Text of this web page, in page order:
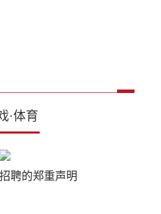
·体育
聘的郑重声明